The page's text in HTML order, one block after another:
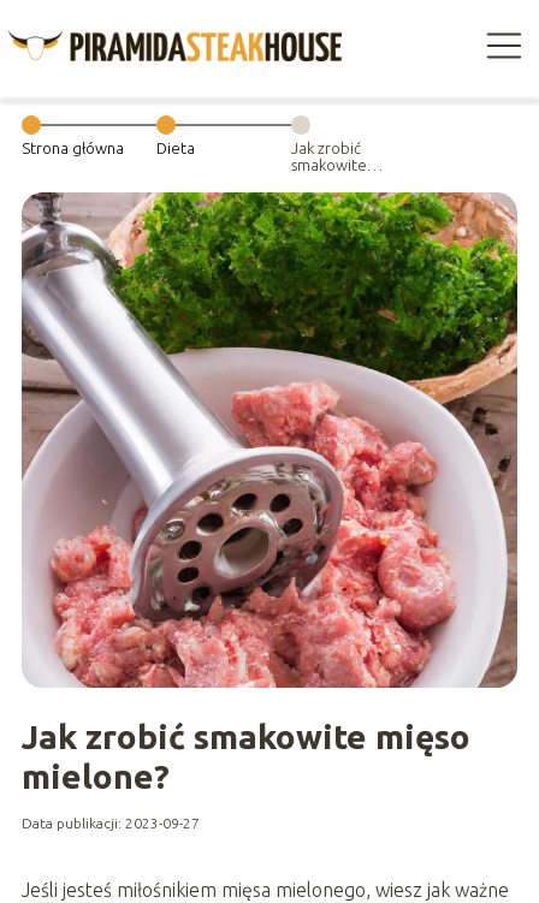
Strona główna Dieta
Jak zrobić
smakowite
Jak zrobić smakowite mięso
mielone?
Data publikacji: 2023-09-27
Jeśli jesteś miłośnikiem mięsa mielonego, wiesz jak ważne